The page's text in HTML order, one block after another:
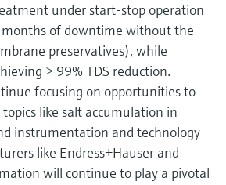
under start-stop operation
of downtime without the
preservatives), while
> 99% TDS reduction.
focusing on opportunities to
topics like salt accumulation in
instrumentation and technology
like Endress+Hauser and
will continue to play a pivotal